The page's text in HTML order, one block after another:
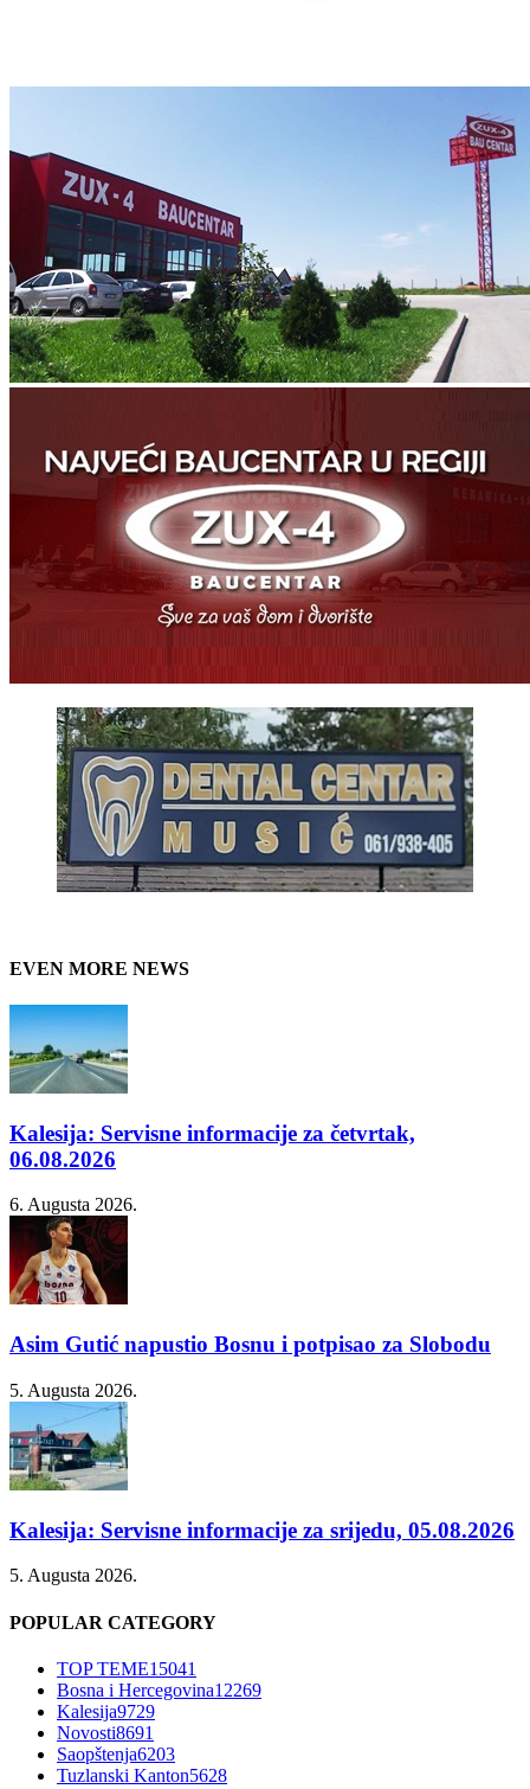
EVEN MORE NEWS
Kalesija: Servisne informacije za četvrtak,
06.08.2026
6. Augusta 2026.
Asim Gutić napustio Bosnu i potpisao za Slobodu
5. Augusta 2026.
Kalesija: Servisne informacije za srijedu, 05.08.2026
5. Augusta 2026.
POPULAR CATEGORY
TOP TEME15041
Bosna i Hercegovina12269
Kalesija9729
Novosti8691
Saopštenja6203
Tuzlanski Kanton5628